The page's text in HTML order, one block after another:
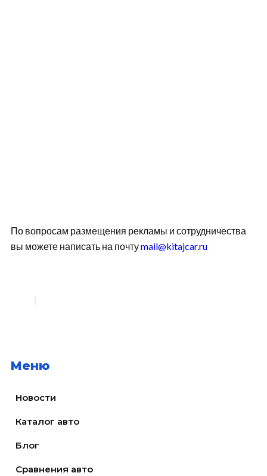
По вопросам размещения рекламы и сотрудничества
вы можете написать на почтуmail@kitajcar.ru
Меню
Новости
Каталог авто
Блог
Сравнения авто